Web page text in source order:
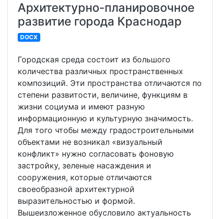
Архитектурно-планировочное
развитие города Краснодар
DOCX
Городская среда состоит из большого
количества различных пространственных
композиций. Эти пространства отличаются по
степени развитости, величине, функциям в
жизни социума и имеют разную
информационную и культурную значимость.
Для того чтобы между градостроительными
объектами не возникал «визуальный
конфликт» нужно согласовать фоновую
застройку, зеленые насаждения и
сооружения, которые отличаются
своеобразной архитектурной
выразительностью и формой.
Вышеизложенное обусловило актуальность